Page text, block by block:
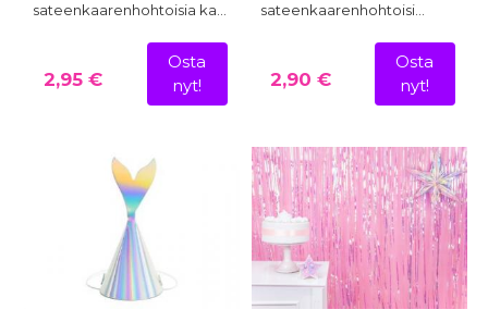
sateenkaarenhohtoisia ka…
2,95 €
Osta
nyt!
sateenkaarenhohtoisi…
2,90 €
Osta
nyt!